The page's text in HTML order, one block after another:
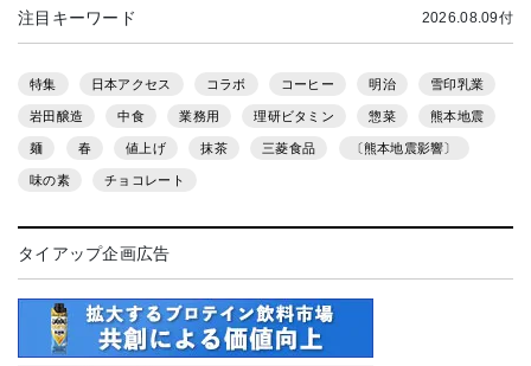
注目キーワード 2026.08.09付
特集 日本アクセス コラボ コーヒー 明治 雪印乳業
岩田醸造 中食 業務用 理研ビタミン 惣菜 熊本地震
麺 春 値上げ 抹茶 三菱食品 〔熊本地震影響〕
味の素 チョコレート
タイアップ企画広告